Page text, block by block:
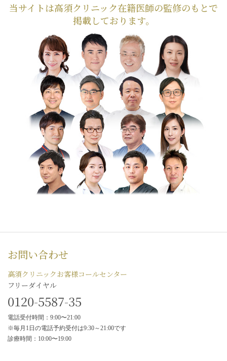
当サイトは高須クリニック在籍医師の監修のもとで
掲載しております。
お問い合わせ
高須クリニックお客様コールセンター
フリーダイヤル
0120-5587-35
電話受付時間：9:00〜21:00
※毎月1日の電話予約受付は9:30～21:00です
診療時間：10:00〜19:00